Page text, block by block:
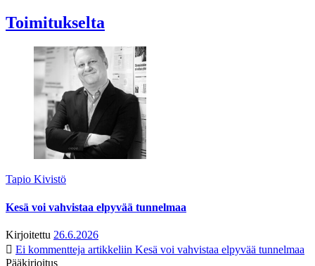
Toimitukselta
Tapio Kivistö
Kesä voi vahvistaa elpyvää tunnelmaa
Kirjoitettu 26.6.2026
Ei kommentteja artikkeliin Kesä voi vahvistaa elpyvää tunnelmaa
Pääkirjoitus